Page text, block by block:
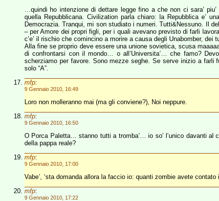
…quindi ho intenzione di dettare legge fino a che non ci sara’
quella Repubblicana. Civilization parla chiaro: la Repubblica e’
Democrazia. Tranqui, mi son studiato i numeri. Tutti&Nessuno. Il
– per Amore dei propri figli, per i quali avevano previsto di farli
c’e’ il rischio che comincino a morire a causa degli Unabomber, dei
Alla fine se proprio deve essere una unione sovietica, scusa
di confrontarsi con il mondo… o all’Universita’… che famo?
scherziamo per favore. Sono mezze seghe. Se serve inizio a farli
solo “A”.
mfp:
9 Gennaio 2010, 16:49
Loro non molleranno mai (ma gli conviene?), Noi neppure.
mfp:
9 Gennaio 2010, 16:50
O Porca Paletta… stanno tutti a tromba’… io so’ l’unico davanti al
della pappa reale?
mfp:
9 Gennaio 2010, 17:00
Vabe’, ‘sta domanda allora la faccio io: quanti zombie avete contato
mfp:
9 Gennaio 2010, 17:22